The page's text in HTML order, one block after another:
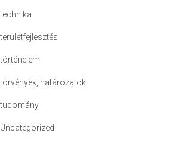
technika
területfejlesztés
történelem
törvények, határozatok
tudomány
Uncategorized